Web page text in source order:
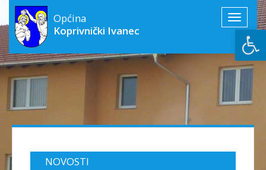
Toggle
Općina
Koprivnički Ivanec
NOVOSTI